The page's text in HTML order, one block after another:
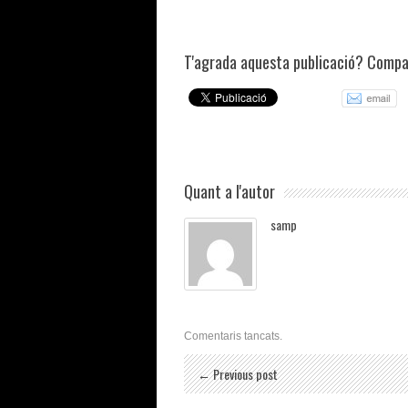
T'agrada aquesta publicació?
Quant a l'autor
samp
Comentaris tancats.
← Previous post